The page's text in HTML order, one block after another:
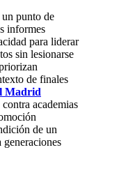
un punto de
informes
para liderar
sin lesionarse
de finales
Madrid
academias
de un